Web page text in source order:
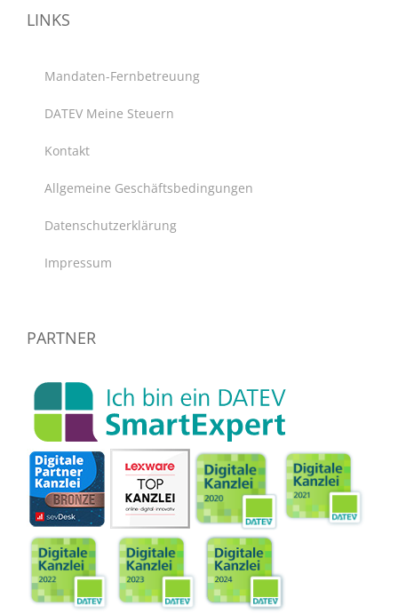
LINKS
Mandaten-Fernbetreuung
DATEV Meine Steuern
Kontakt
Allgemeine Geschäftsbedingungen
Datenschutzerklärung
Impressum
PARTNER